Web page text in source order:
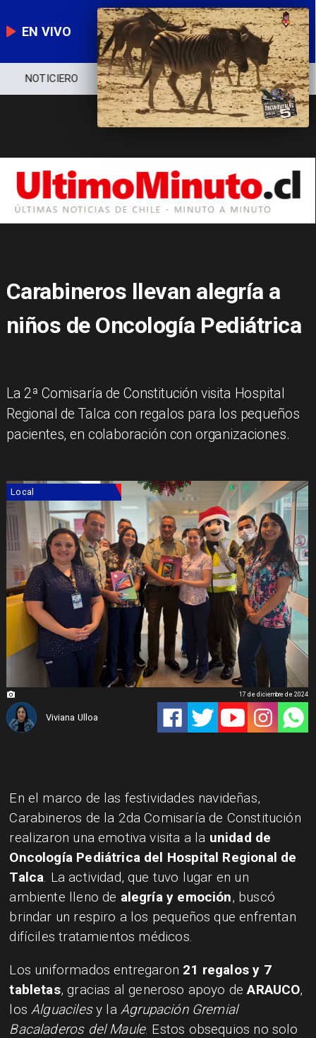
EN VIVO
NOTICIERO POLÍTICA ECONOMÍA
Carabineros llevan alegría a
niños de Oncología Pediátrica
La 2ª Comisaría de Constitución visita Hospital
Regional de Talca con regalos para los pequeños
pacientes, en colaboración con organizaciones.
Local
Viviana Ulloa
17 de diciembre de 2024
En el marco de las festividades navideñas,
Carabineros de la 2da Comisaría de Constitución
realizaron una emotiva visita a la unidad de
Oncología Pediátrica del Hospital Regional de
Talca. La actividad, que tuvo lugar en un
ambiente lleno de alegría y emoción, buscó
brindar un respiro a los pequeños que enfrentan
difíciles tratamientos médicos.
Los uniformados entregaron 21 regalos y 7
tabletas, gracias al generoso apoyo deARAUCO,
losAlguacilesy la Agrupación Gremial
Bacaladeros del Maule. Estos obsequios no solo